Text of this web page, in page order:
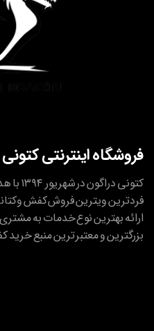
فروشگاه اینترنتی
کتونی
فردترین ویترین فروش کفش
ارائه بهترین نوع خدمات به مشتری
بزرگترین و معتبر ترین منبع